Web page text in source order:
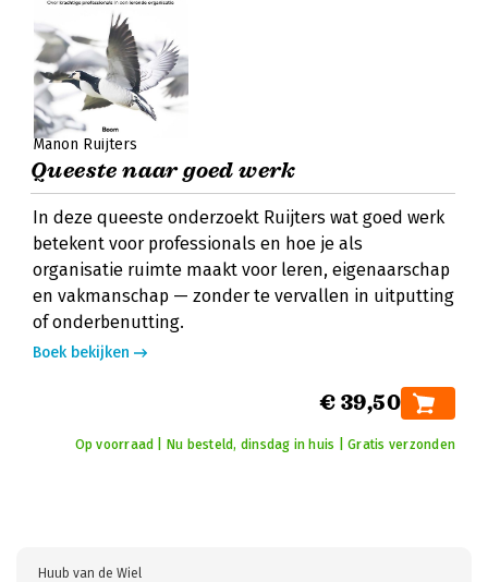
Manon Ruijters
Queeste naar goed werk
In deze queeste onderzoekt Ruijters wat goed werk
betekent voor professionals en hoe je als
organisatie ruimte maakt voor leren, eigenaarschap
en vakmanschap — zonder te vervallen in uitputting
of onderbenutting.
Boek bekijken
€ 39,50
Op voorraad | Nu besteld, dinsdag in huis | Gratis verzonden
Huub van de Wiel